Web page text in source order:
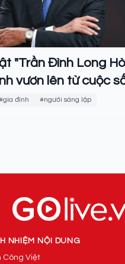
"Trần Đình Long
vươn lên từ cuộc
đình #người sáng lập
NHIỆM NỘI DUNG
Công Việt